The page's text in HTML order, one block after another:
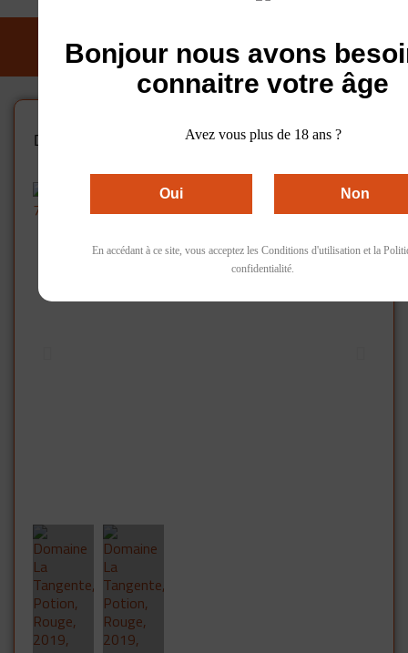
Bonjour nous avons
connaitre votre âge
Avez vous plus de 18 ans ?
Oui Non
En accédant à ce site, vous acceptez les Conditions d'utilisation et la
confidentialité.
Domaine La Tangente, Potion, Rouge, 2019, 13%,